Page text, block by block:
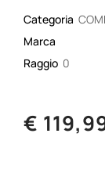
Categoria
Marca
Raggio 0
€